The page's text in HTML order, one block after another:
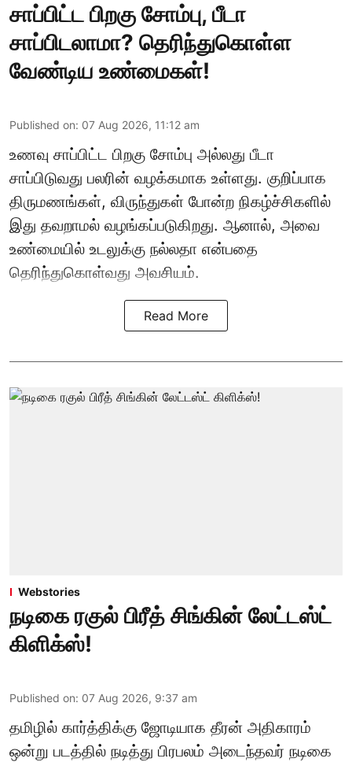
சாப்பிட்ட பிறகு சோம்பு, பீடா
சாப்பிடலாமா? தெரிந்துகொள்ள
வேண்டிய உண்மைகள்!
Published on: 07 Aug 2026, 11:12 am
உணவு சாப்பிட்ட பிறகு சோம்பு அல்லது பீடா
சாப்பிடுவது பலரின் வழக்கமாக உள்ளது. குறிப்பாக
திருமணங்கள், விருந்துகள் போன்ற நிகழ்ச்சிகளில்
இது தவறாமல் வழங்கப்படுகிறது. ஆனால், அவை
உண்மையில் உடலுக்கு நல்லதா என்பதை
தெரிந்துகொள்வது அவசியம்.
Read More
Webstories
நடிகை ரகுல் பிரீத் சிங்கின் லேட்டஸ்ட்
கிளிக்ஸ்!
Published on: 07 Aug 2026, 9:37 am
தமிழில் கார்த்திக்கு ஜோடியாக தீரன் அதிகாரம்
ஒன்று படத்தில் நடித்து பிரபலம் அடைந்தவர் நடிகை